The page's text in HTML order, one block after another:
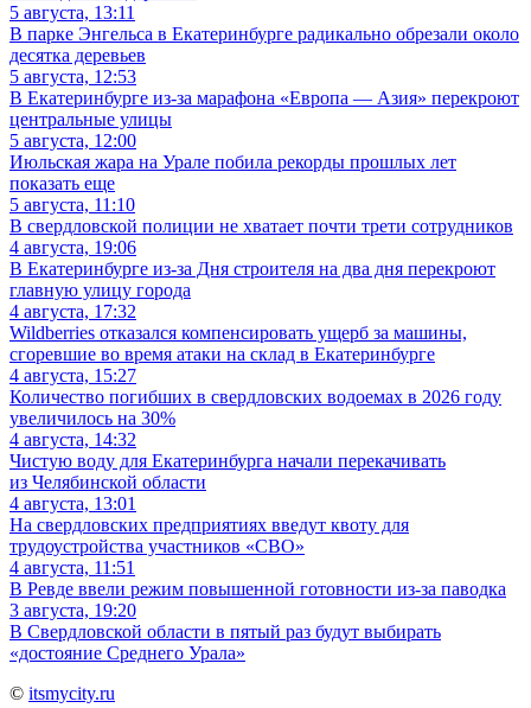
5 августа, 13:11
В парке Энгельса в Екатеринбурге радикально обрезали около
десятка деревьев
5 августа, 12:53
В Екатеринбурге из-за марафона «Европа — Азия» перекроют
центральные улицы
5 августа, 12:00
Июльская жара на Урале побила рекорды прошлых лет
показать еще
5 августа, 11:10
В свердловской полиции не хватает почти трети сотрудников
4 августа, 19:06
В Екатеринбурге из-за Дня строителя на два дня перекроют
главную улицу города
4 августа, 17:32
Wildberries отказался компенсировать ущерб за машины,
сгоревшие во время атаки на склад в Екатеринбурге
4 августа, 15:27
Количество погибших в свердловских водоемах в 2026 году
увеличилось на 30%
4 августа, 14:32
Чистую воду для Екатеринбурга начали перекачивать
из Челябинской области
4 августа, 13:01
На свердловских предприятиях введут квоту для
трудоустройства участников «СВО»
4 августа, 11:51
В Ревде ввели режим повышенной готовности из-за паводка
3 августа, 19:20
В Свердловской области в пятый раз будут выбирать
«достояние Среднего Урала»
© itsmycity.ru